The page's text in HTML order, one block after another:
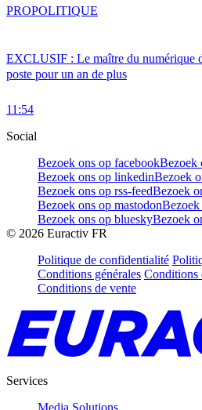
EXCLUSIF : Le maître du numérique
poste pour un an de plus
11:54
PROPOLITIQUE
Social
Bezoek ons op facebookBezoek
Bezoek ons op linkedinBezoek
Bezoek ons op rss-feedBezoek
Bezoek ons op mastodonBezoek
Bezoek ons op blueskyBezoek
© 2026 Euractiv FR
Politique de confidentialité
Conditions générales Conditions
Conditions de vente
Services
Media Solutions